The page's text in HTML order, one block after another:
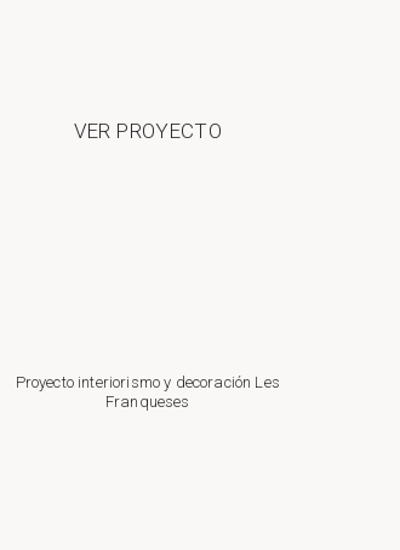
VER PROYECTO
Proyecto interiorismo y decoración Les
Franqueses